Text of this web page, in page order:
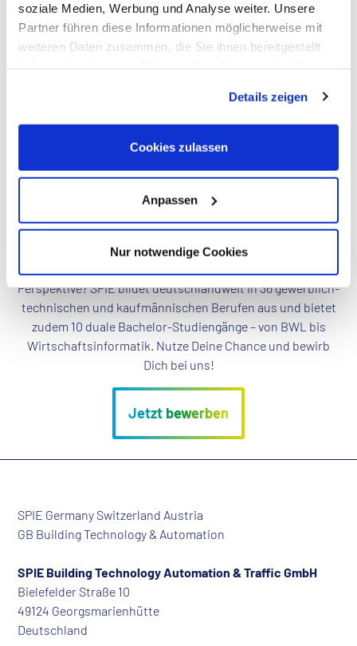
soziale Medien, Werbung und Analyse weiter. Unsere
Partner führen diese Informationen möglicherweise mit
weiteren Daten zusammen, die Sie ihnen bereitgestellt
Verarbeitung Ihrer Daten in den USA ein. Alle weiteren
Informationen zu Cookies finden Sie in unseren
Datenschutzhinweisen.
Details zeigen
Cookies zulassen
Anpassen
Nur notwendige Cookies
Kommen Sie ins Team SPIE
sich neu orientieren möchten. Wir freuen uns über
Gestalten Sie gemeinsam mit SPIE die Zukunft!
Ausbildungsplatz gesucht?
Perspektive? SPIE bildet deutschlandweit in 36 gewerblich-
technischen und kaufmännischen Berufen aus und bietet
zudem 10 duale Bachelor-Studiengänge – von BWL bis
Wirtschaftsinformatik. Nutze Deine Chance und bewirb
Dich bei uns!
SPIE Germany Switzerland Austria
GB Building Technology & Automation
SPIE Building Technology Automation & Traffic GmbH
Bielefelder Straße 10
49124 Georgsmarienhütte
Deutschland